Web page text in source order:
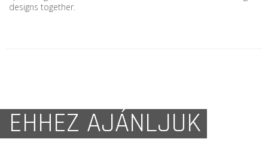
designs together.
EHHEZ AJÁNLJUK